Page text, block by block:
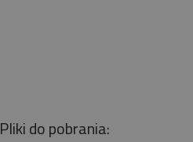
Pliki do pobrania: